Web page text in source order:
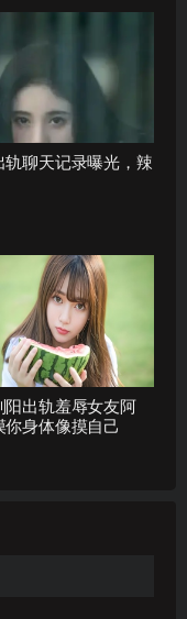
轨聊天记录曝光，辣
阳出轨羞辱女友阿
你身体像摸自己